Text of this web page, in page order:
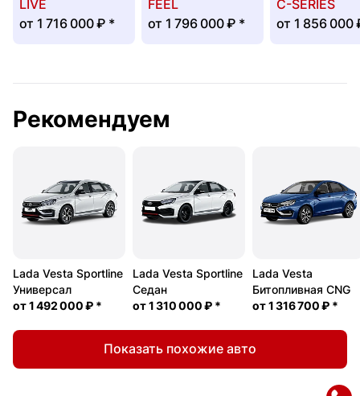
LIVE
от 1 716 000 ₽ *
FEEL
от 1 796 000 ₽ *
C-SERIES
от 1 856 000
Рекомендуем
Lada Vesta Sportline
Универсал
от1 492 000 ₽ *
Lada Vesta Sportline
Седан
от1 310 000 ₽ *
Lada Vesta
Битопливная CNG
от1 316 700 ₽ *
Показать похожие авто